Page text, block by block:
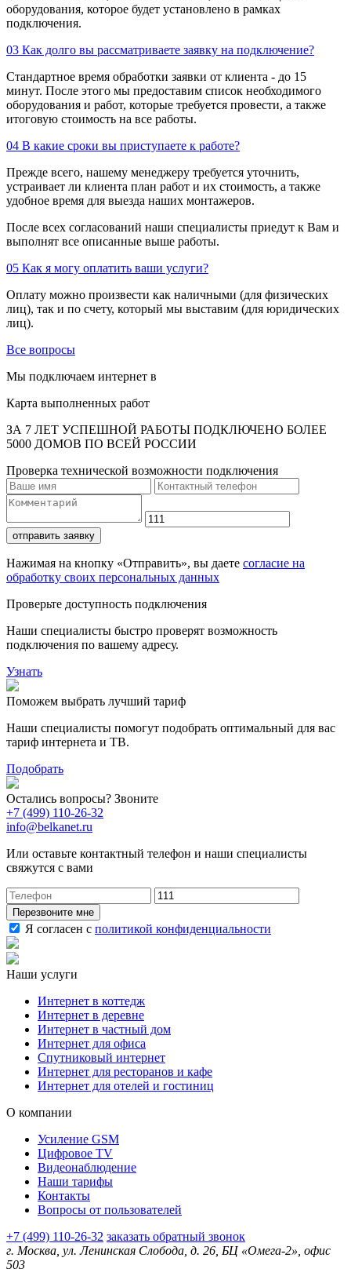
оборудования, которое будет установлено в рамках
подключения.
03 Как долго вы рассматриваете заявку на подключение?
Стандартное время обработки заявки от клиента - до 15
минут. После этого мы предоставим список необходимого
оборудования и работ, которые требуется провести, а также
итоговую стоимость на все работы.
04 В какие сроки вы приступаете к работе?
Прежде всего, нашему менеджеру требуется уточнить,
устраивает ли клиента план работ и их стоимость, а также
удобное время для выезда наших монтажеров.
После всех согласований наши специалисты приедут к Вам и
выполнят все описанные выше работы.
05 Как я могу оплатить ваши услуги?
Оплату можно произвести как наличными (для физических
лиц), так и по счету, который мы выставим (для юридических
лиц).
Все вопросы
Мы подключаем интернет в
Карта выполненных работ
ЗА 7 ЛЕТ УСПЕШНОЙ РАБОТЫ ПОДКЛЮЧЕНО БОЛЕЕ
5000 ДОМОВ ПО ВСЕЙ РОССИИ
Проверка технической возможности подключения
отправить заявку
Нажимая на кнопку «Отправить», вы даете согласие на
обработку своих персональных данных
Проверьте доступность подключения
Наши специалисты быстро проверят возможность
подключения по вашему адресу.
Узнать
Поможем выбрать лучший тариф
Наши специалисты помогут подобрать оптимальный для вас
тариф интернета и ТВ.
Подобрать
Остались вопросы? Звоните
+7 (499) 110-26-32
info@belkanet.ru
Или оставьте контактный телефон и наши специалисты
свяжутся с вами
Перезвоните мне
Я согласен с политикой конфиденциальности
Наши услуги
Интернет в коттедж
Интернет в деревне
Интернет в частный дом
Интернет для офиса
Спутниковый интернет
Интернет для ресторанов и кафе
Интернет для отелей и гостиниц
О компании
Усиление GSM
Цифровое TV
Видеонаблюдение
Наши тарифы
Контакты
Вопросы от пользователей
+7 (499) 110-26-32 заказать обратный звонок
г. Москва, ул. Ленинская Слобода, д. 26, БЦ «Омега-2», офис
503